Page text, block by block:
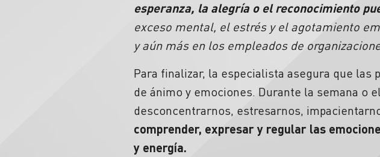
esperanza, la alegría o el reconocimiento
exceso mental, el estrés y el agotamiento
y aún más en los empleados de
Para finalizar, la especialista asegura que
de ánimo y emociones. Durante la semana o
desconcentrarnos, estresarnos,
comprender, expresar y regular las
y energía.